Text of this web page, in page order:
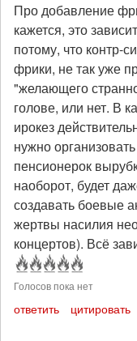
Про добавление
кажется, это
потому, что контр-
фрики, не так уже
"желающего
голове, или нет. В
ирокез
нужно
пенсионерок
наоборот, будет
создавать боевые
жертвы насилия
концертов). Всё
Голосов пока нет
ответить цитировать